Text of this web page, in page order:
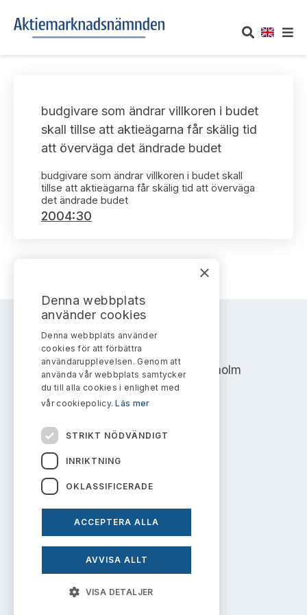
Om oss
Vårt uppdrag
Informationsgivning
Arbetssätt och jävsfrågor
Ledamöter
Huvudmän
Verksamhetsberättelser
Publikationer och anföranden
UTTALANDEN
Om nämndens uttalanden
Framställningar och konsultation
Uttalanden sorterade efter publiceringsdatum
Uttalanden sorterade ämnesvis
Sök uttalanden
Avgifter
Prenumerera
TAKEOVER-REGLER
Takeover-regler för reglerade marknader och vissa
handelsplattformar
AKTUELLT
Bildarkiv
Kontakt angående ansökningar och uttalanden
Kontakt administrativa ärenden
budgivare som ändrar villkoren i budet
skall tillse att aktieägarna får skälig tid
att överväga det ändrade budet
budgivare som ändrar villkoren i budet skall
tillse att aktieägarna får skälig tid att överväga
det ändrade budet
2004:30
AKTIEMARKNADSNÄMNDEN
Address: Box 7354, 103 90 Stockholm
info@aktiemarknadsnamnden.se
Om innehållet
Om webbplatsen
Prenumerera på uttalanden
×
Denna webbplats
använder cookies
Denna webbplats använder
cookies för att förbättra
användarupplevelsen. Genom att
använda vår webbplats samtycker
du till alla cookies i enlighet med
vår cookiepolicy.Läs mer
STRIKT NÖDVÄNDIGT
INRIKTNING
OKLASSIFICERADE
ACCEPTERA ALLA
AVVISA ALLT
VISA DETALJER